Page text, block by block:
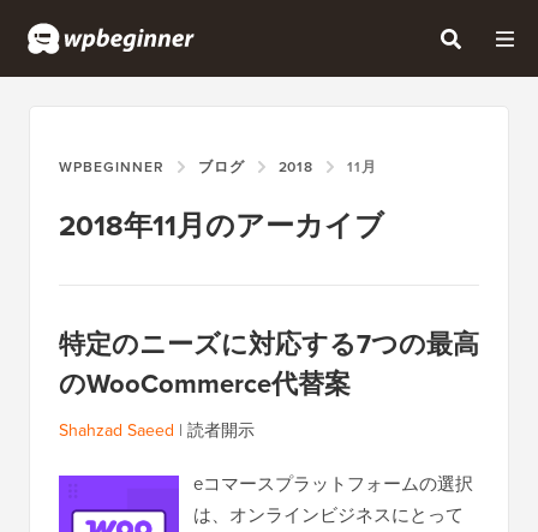
WPBEGINNER ブログ 2018 11月
2018年11月のアーカイブ
特定のニーズに対応する7つの最高
のWooCommerce代替案
Shahzad Saeed | 読者開示
eコマースプラットフォームの選択
は、オンラインビジネスにとって